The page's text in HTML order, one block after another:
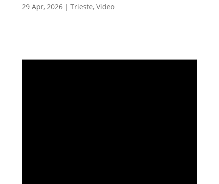
29 Apr, 2026| Trieste, Video